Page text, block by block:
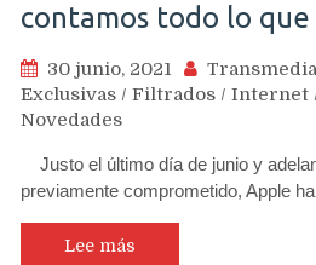
contamos todo lo que
30 junio, 2021 Transmedia
Exclusivas / Filtrados / Internet
Novedades
Justo el último día de junio y
previamente comprometido, Apple
Lee más